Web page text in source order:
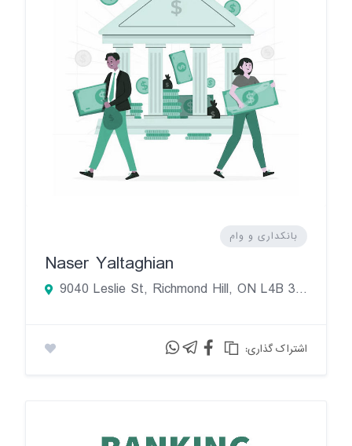
بانکداری و وام
Naser Yaltaghian
9040 Leslie St, Richmond Hill, ON L4B 3M4, Canada
:اشتراک گذاری